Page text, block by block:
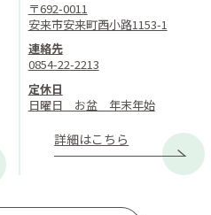
〒692-0011
安来市安来町西小路1153-1
連絡先
0854-22-2213
定休日
日曜日 お盆 年末年始
詳細はこちら